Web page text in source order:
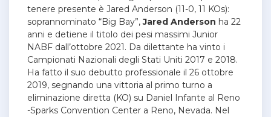
tenere presente è Jared Anderson (11-0, 11 KOs):
soprannominato “Big Bay”,Jared Anderson ha 22
anni e detiene il titolo dei pesi massimi Junior
NABF dall’ottobre 2021. Da dilettante ha vinto i
Campionati Nazionali degli Stati Uniti 2017 e 2018.
Ha fatto il suo debutto professionale il 26 ottobre
2019, segnando una vittoria al primo turno a
eliminazione diretta (KO) su Daniel Infante al Reno
-Sparks Convention Center a Reno, Nevada. Nel